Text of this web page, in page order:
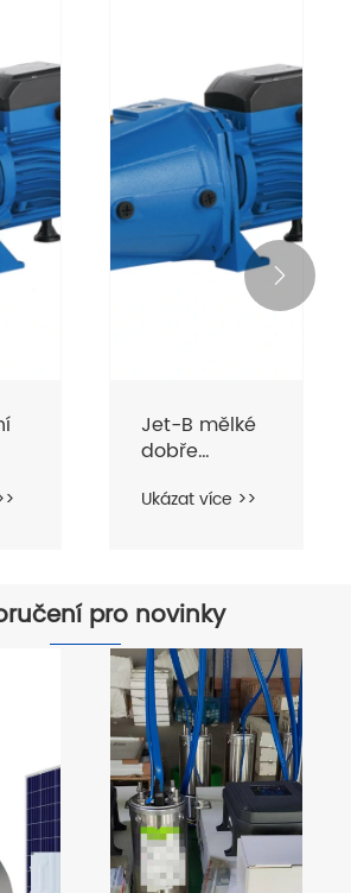
Jet-B mělké
dobře
povrchové
Ukázat více >>

pro novinky